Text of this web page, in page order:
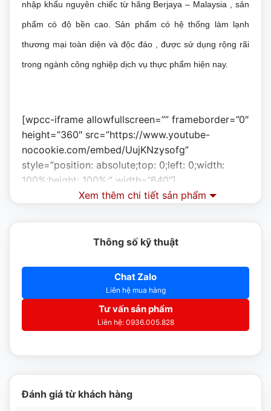
nhập khẩu nguyên chiếc từ hãng Berjaya – Malaysia , sản
phẩm có độ bền cao. Sản phẩm có hệ thống làm lạnh
thương mại toàn diện và độc đáo , được sử dụng rộng rãi
trong ngành công nghiệp dịch vụ thực phẩm hiện nay.
[wpcc-iframe allowfullscreen=”” frameborder=”0″
height=”360″ src=”https://www.youtube-
nocookie.com/embed/UujKNzysofg”
style=”position: absolute;top: 0;left: 0;width:
100%;height: 100%;” width=”640″]
mát luôn có một vẻ sáng bóng và không hoen gỉ qua thời
gian, luôn bền đẹp như mới, rất dễ lau chùi và vệ sinh, giúp
tiết kiệm thời gian và công sức của bạn.
Xem thêm chi tiết sản phẩm
Thông số kỹ thuật
Chat Zalo
Liên hệ mua hàng
Tư vấn sản phẩm
Liên hệ: 0936.005.828
Đánh giá từ khách hàng